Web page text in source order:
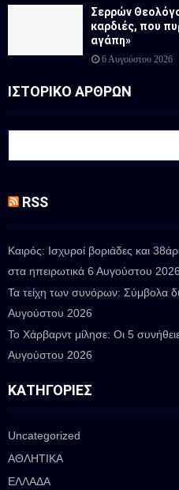
Σερρών
καρδιές, που
αγάπη»
6 Αυγούστου 2026
ΙΣΤΟΡΙΚΟ ΑΡΘΡΩΝ
RSS
Καιρός: Ισχυροί βοριάδες και
στα ηπειρωτικά 6 Αυγούστου 2026
Τα τείχη των συνόρων: Σύμβολα
Αυγούστου 2026
Το Χάρβαρντ μίλησε: Οι 5
Αυγούστου 2026
ΚΑΤΗΓΟΡΊΕΣ
Uncategorized
ΑΘΛΗΤΙΚΑ
ΕΛΛΑΔΑ